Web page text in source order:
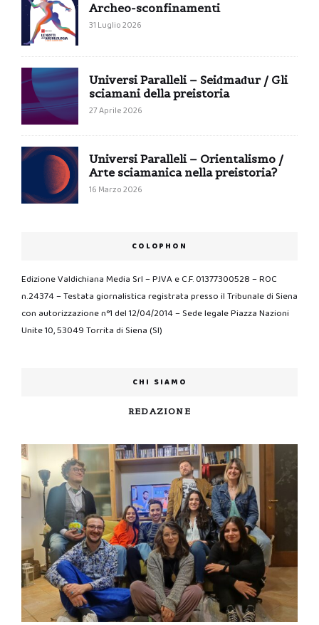
Archeo-sconfinamenti
31 Luglio 2026
Universi Paralleli – Seiđmađur / Gli
sciamani della preistoria
27 Aprile 2026
Universi Paralleli – Orientalismo /
Arte sciamanica nella preistoria?
16 Marzo 2026
COLOPHON
Edizione Valdichiana Media Srl – P.IVA e C.F. 01377300528 – ROC
n.24374 – Testata giornalistica registrata presso il Tribunale di Siena
con autorizzazione n°1 del 12/04/2014 – Sede legale Piazza Nazioni
Unite 10, 53049 Torrita di Siena (SI)
CHI SIAMO
REDAZIONE